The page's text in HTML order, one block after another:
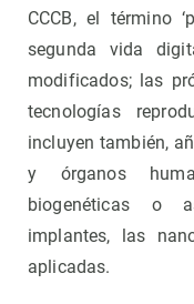
CCCB, el término
segunda vida
modificados; las
tecnologías
incluyen también,
y órganos
biogenéticas o
implantes, las
aplicadas.